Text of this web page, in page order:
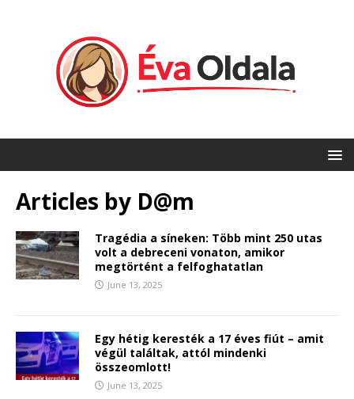
Articles by D@m
Tragédia a síneken: Több mint 250 utas
volt a debreceni vonaton, amikor
megtörtént a felfoghatatlan
June 13, 2025
Egy hétig keresték a 17 éves fiút – amit
végül találtak, attól mindenki
összeomlott!
June 13, 2025